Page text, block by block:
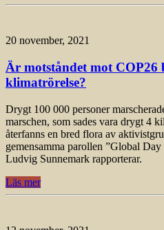
20 november, 2021
Är motståndet mot
klimatrörelse?
Drygt 100 000 personer
marschen, som sades vara drygt 4
återfanns en bred flora av
gemensamma parollen ”Global
Ludvig Sunnemark rapporterar.
Läs mer